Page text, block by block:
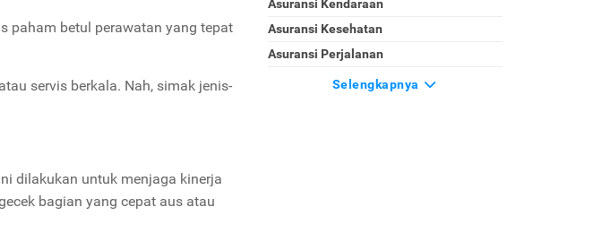
paham betul perawatan yang tepat
servis berkala. Nah, simak jenis-
dilakukan untuk menjaga kinerja
bagian yang cepat aus atau
Asuransi Kendaraan
Asuransi Kesehatan
Asuransi Perjalanan
Selengkapnya